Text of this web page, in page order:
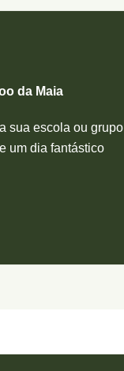
da Maia
sua escola ou grupo
um dia fantástico